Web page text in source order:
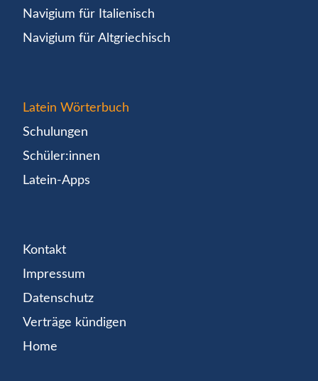
Navigium für Italienisch
Navigium für Altgriechisch
Latein Wörterbuch
Schulungen
Schüler:innen
Latein-Apps
Kontakt
Impressum
Datenschutz
Verträge kündigen
Home